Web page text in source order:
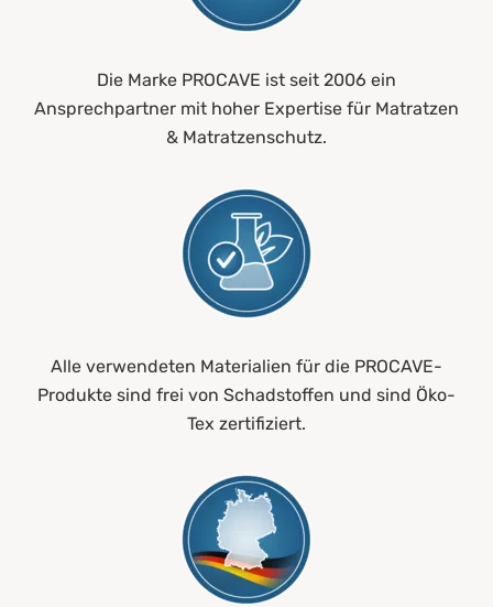
Die Marke PROCAVE ist seit 2006 ein
Ansprechpartner mit hoher Expertise für Matratzen
& Matratzenschutz.
Alle verwendeten Materialien für die PROCAVE-
Produkte sind frei von Schadstoffen und sind Öko-
Tex zertifiziert.